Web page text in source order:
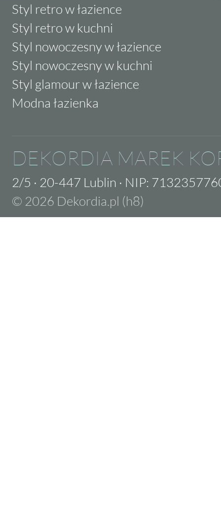
Styl retro w łazience
Styl retro w kuchni
Styl nowoczesny w łazience
Styl nowoczesny w kuchni
Styl glamour w łazience
Modna łazienka
DEKORDIA MAREK
2/5 · 20-447 Lublin · NIP:
© 2026 Dekordia.pl (h8)